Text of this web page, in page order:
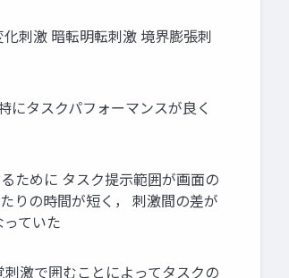
刺激 暗転明転刺激 境界膨張刺
タスクパフォーマンスが良く
ために タスク提示範囲が画面の
りの時間が短く， 刺激間の差が
ていた
激で囲むことによってタスクの